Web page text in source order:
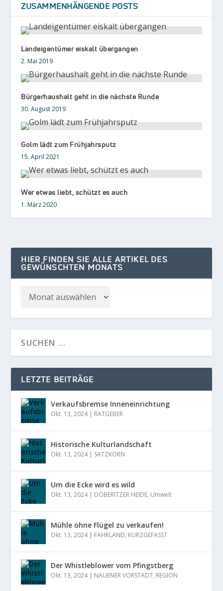
ZUSAMMENHÄNGENDE POSTS
Landeigentümer eiskalt übergangen
2. Mai 2019
Bürgerhaushalt geht in die nächste Runde
30. August 2019
Golm lädt zum Frühjahrsputz
15. April 2021
Wer etwas liebt, schützt es auch
1. März 2020
HIER FINDEN SIE ALLE ARTIKEL DES
GEWÜNSCHTEN MONATS
LETZTE BEITRÄGE
Verkaufsbremse Inneneinrichtung
Okt. 13, 2024| RATGEBER
Historische Kulturlandschaft
Okt. 13, 2024| SATZKORN
Um die Ecke wird es wild
Okt. 13, 2024| DÖBERITZER HEIDE, Umwelt
Mühle ohne Flügel zu verkaufen!
Okt. 13, 2024| FAHRLAND, KURZGEFASST
Der Whistleblower vom Pfingstberg
Okt. 13, 2024| NAUENER VORSTADT, REGION